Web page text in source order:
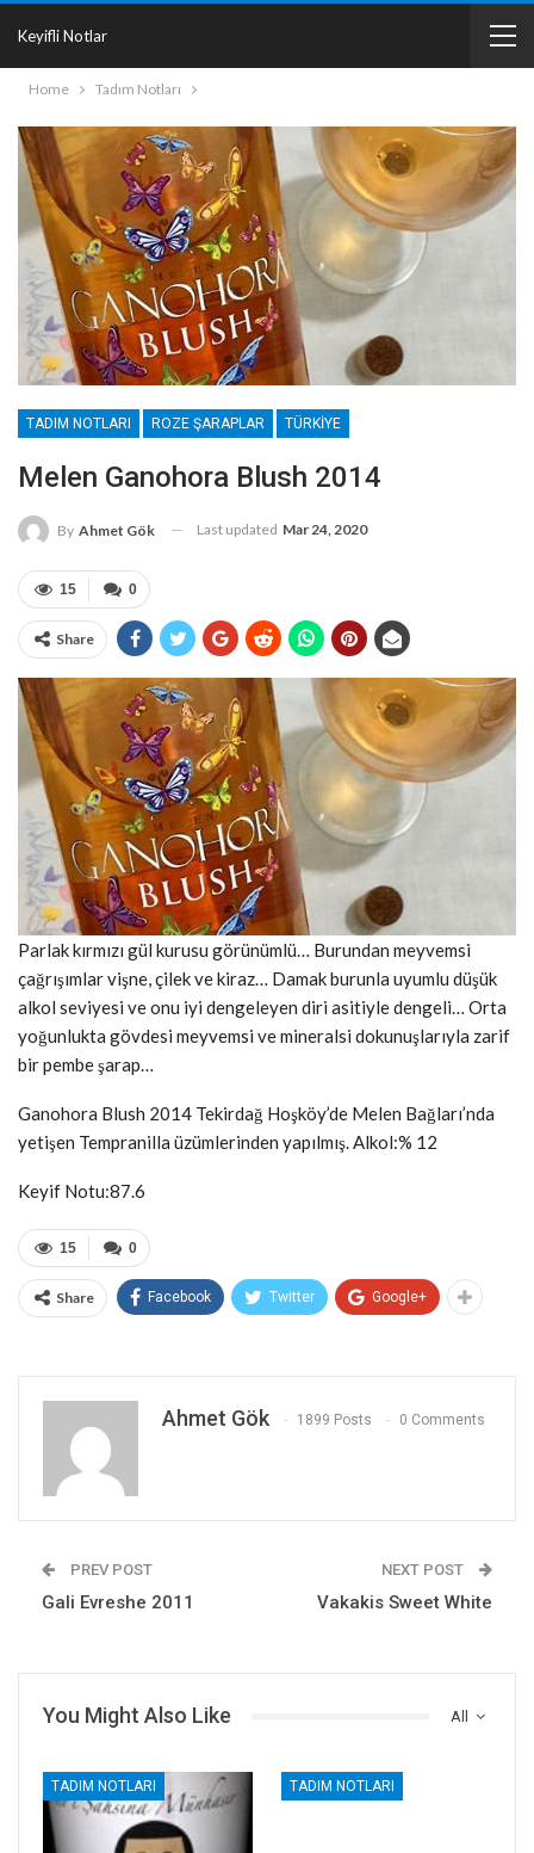
Keyifli Notlar
Home Tadım Notları
TADIM NOTLARI ROZE ŞARAPLAR TÜRKIYE
Melen Ganohora Blush 2014
By Ahmet Gök Last updated Mar 24, 2020
0
15
Share
Parlak kırmızı gül kurusu görünümlü… Burundan meyvemsi
çağrışımlar vişne, çilek ve kiraz… Damak burunla uyumlu düşük
alkol seviyesi ve onu iyi dengeleyen diri asitiyle dengeli… Orta
yoğunlukta gövdesi meyvemsi ve mineralsi dokunuşlarıyla zarif
bir pembe şarap…
Ganohora Blush 2014 Tekirdağ Hoşköy’de Melen Bağları’nda
yetişen Tempranilla üzümlerinden yapılmış. Alkol:% 12
Keyif Notu:87.6
0
15
Share Facebook Twitter Google+
Ahmet Gök 1899 Posts 0 Comments
PREV POST
Gali Evreshe 2011
NEXT POST
Vakakis Sweet White
All
You Might Also Like
TADIM NOTLARI TADIM NOTLARI